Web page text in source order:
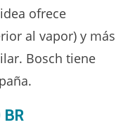
ofrece
al vapor) y más
Bosch tiene